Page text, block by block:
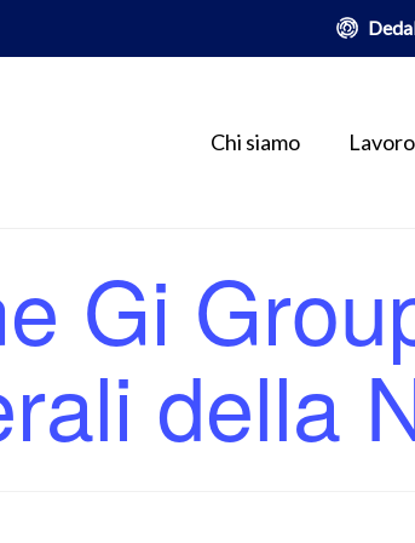
Chi siamo
Gi
della